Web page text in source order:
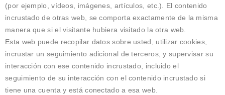
(por ejemplo, vídeos, imágenes, artículos, etc.). El contenido
incrustado de otras web, se comporta exactamente de la misma
manera que si el visitante hubiera visitado la otra web.
Esta web puede recopilar datos sobre usted, utilizar cookies,
incrustar un seguimiento adicional de terceros, y supervisar su
interacción con ese contenido incrustado, incluido el
seguimiento de su interacción con el contenido incrustado si
tiene una cuenta y está conectado a esa web.